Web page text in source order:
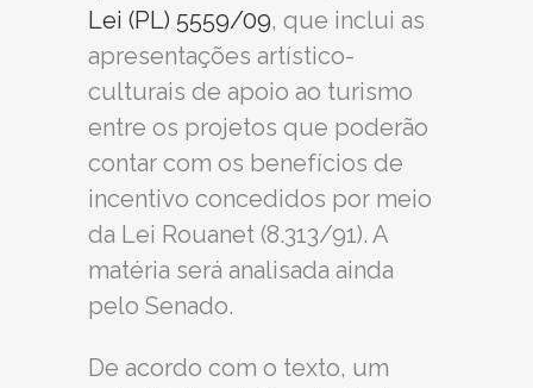
Lei (PL) 5559/09, que inclui as
apresentações artístico-
culturais de apoio ao turismo
entre os projetos que poderão
contar com os benefícios de
incentivo concedidos por meio
da Lei Rouanet (8.313/91). A
matéria será analisada ainda
pelo Senado.
De acordo com o texto, um